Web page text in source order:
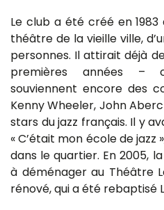
Le club a été créé en
théâtre de la vieille ville,
personnes. Il attirait déjà
premières années –
souviennent encore des
Kenny Wheeler, John
stars du jazz français. Il y
« C’était mon école de jazz
dans le quartier. En 2005,
à déménager au Théâtre
rénové, qui a été rebaptisé